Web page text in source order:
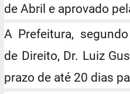
de Abril e aprovado
A Prefeitura,
de Direito, Dr. Luiz
prazo de até 20 dias